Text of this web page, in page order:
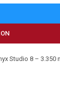
Studio 8 – 3.350